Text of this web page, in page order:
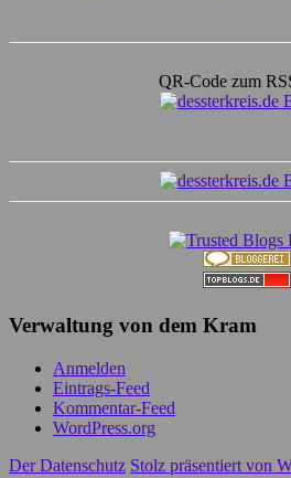
QR-Code zum
Verwaltung von dem Kram
Anmelden
Eintrags-Feed
Kommentar-Feed
WordPress.org
Der Datenschutz Stolz präsentiert von